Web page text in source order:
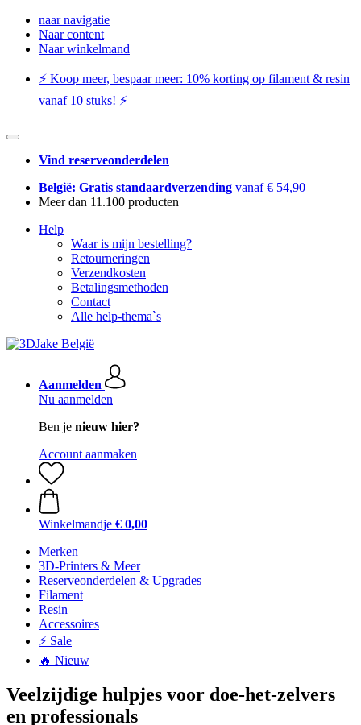
naar navigatie
Naar content
Naar winkelmand
⚡️ Koop meer, bespaar meer: ​​10% korting op filament & resin
vanaf 10 stuks! ⚡️
Vind reserveonderdelen
België: Gratis standaardverzending vanaf € 54,90
Meer dan 11.100 producten
Help
Waar is mijn bestelling?
Retourneringen
Verzendkosten
Betalingsmethoden
Contact
Alle help-thema`s
Aanmelden
Nu aanmelden
Ben je nieuw hier?
Account aanmaken
Winkelmandje € 0,00
Merken
3D-Printers & Meer
Reserveonderdelen & Upgrades
Filament
Resin
Accessoires
⚡ Sale
🔥 Nieuw
Veelzijdige hulpjes voor doe-het-zelvers
en professionals